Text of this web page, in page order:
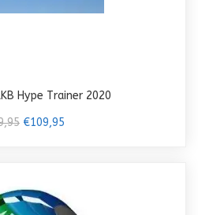
Hype Trainer 2020
€109,95